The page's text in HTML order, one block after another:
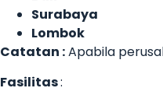
Surabaya
Lombok
Catatan :Apabila
Fasilitas: